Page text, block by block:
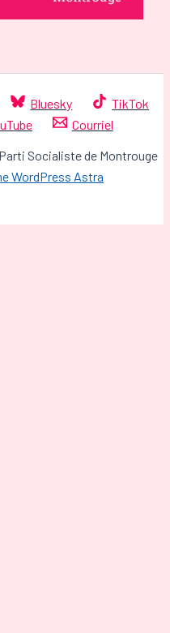
Bluesky
TikTok
Courriel
Socialiste de Montrouge
WordPress Astra